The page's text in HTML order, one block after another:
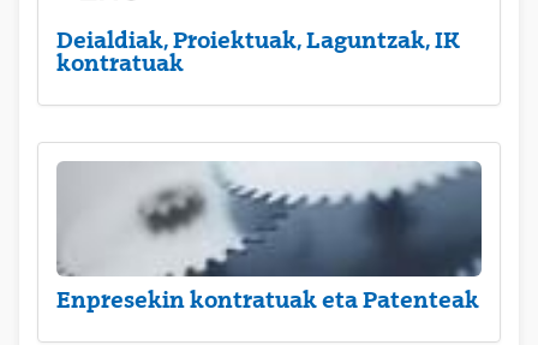
Deialdiak, Proiektuak, Laguntzak, IK
kontratuak
Enpresekin kontratuak eta Patenteak